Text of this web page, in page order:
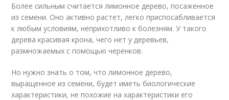
Более сильным считается лимонное дерево, посаженное
из семени. Оно активно растет, легко приспосабливается
к любым условиям, неприхотливо к болезням. У такого
дерева красивая крона, чего нет у деревьев,
размножаемых с помощью черенков.
Но нужно знать о том, что лимонное дерево,
выращенное из семени, будет иметь биологические
характеристики, не похожие на характеристики его